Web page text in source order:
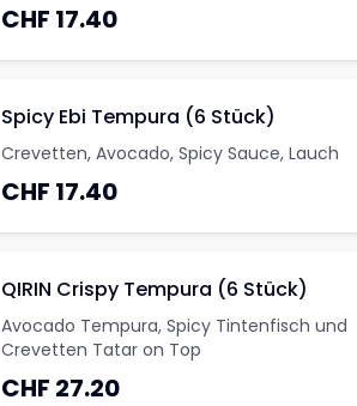
CHF 17.40
Spicy Ebi Tempura (6 Stück)
Crevetten, Avocado, Spicy Sauce, Lauch
CHF 17.40
QIRIN Crispy Tempura (6 Stück)
Avocado Tempura, Spicy Tintenfisch und
Crevetten Tatar on Top
CHF 27.20